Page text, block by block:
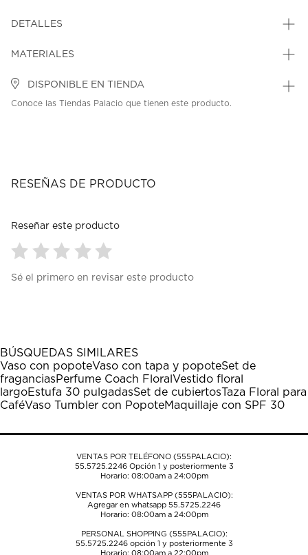
DETALLES
MATERIALES
DISPONIBLE EN TIENDA
Conoce las Tiendas Palacio que tienen este producto.
RESEÑAS DE PRODUCTO
Reseñar este producto
para
1
estrella
Esta
acción
abrirá
el
de
para
estrellas.
Esta
acción
abrirá
el
de
para
estrellas.
Esta
acción
abrirá
el
de
para
estrellas.
Esta
acción
abrirá
el
de
para
estrellas.
Esta
acción
abrirá
el
de
Sé el primero en revisar este producto
BÚSQUEDAS SIMILARES
Vaso con popoteVaso con tapa y popoteSet de
fraganciasPerfume Coach Floral Vestido floral
largoEstufa 30 pulgadasSet de cubiertosTaza Floral para
CaféVaso Tumbler con PopoteMaquillaje con SPF 30
VENTAS POR TELÉFONO (555PALACIO):
55.5725.2246Opción 1 y posteriormente 3
Horario: 08:00am a 24:00pm
VENTAS POR WHATSAPP (555PALACIO):
Agregar en whatsapp 55.5725.2246
Horario: 08:00am a 24:00pm
PERSONAL SHOPPING (555PALACIO):
55.5725.2246opción 1 y posteriormente 3
Horario: 08:00am a 22:00pm